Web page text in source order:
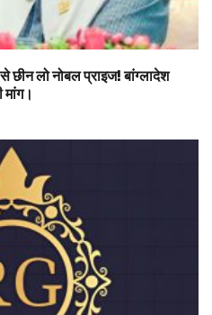
लो नोबल प्राइज! बांग्लादेश
मांग।